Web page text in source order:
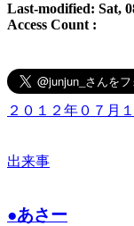
Last-modified: Sat,
Access Count :
２０１２年０７月
出来事
●あさー